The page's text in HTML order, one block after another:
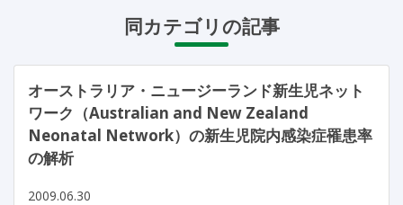
同カテゴリの記事
オーストラリア・ニュージーランド新生児ネット
ワーク（Australian and New Zealand
Neonatal Network）の新生児院内感染症罹患率
の解析
2009.06.30